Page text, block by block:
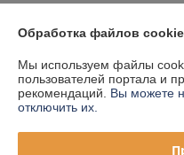
Контакты
Доставка и оплата
График работы
Обработка файлов cookie
Мы используем файлы
пользователей портала и
рекомендаций. Вы можете
отключить их.